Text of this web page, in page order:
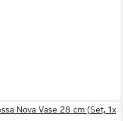
Nova Vase 28 cm (Set, 1x